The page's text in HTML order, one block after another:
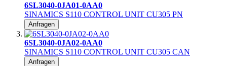
6SL3040-0JA01-0AA0
SINAMICS S110 CONTROL UNIT CU305 PN
Anfragen
6SL3040-0JA02-0AA0
SINAMICS S110 CONTROL UNIT CU305 CAN
Anfragen